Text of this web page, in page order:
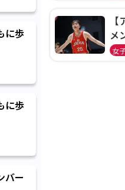
に歩
に歩
バー
メ
の
女